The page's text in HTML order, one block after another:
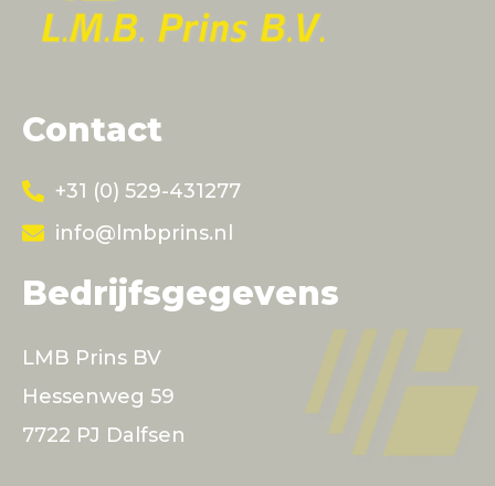
Contact
+31 (0) 529-431277
info@lmbprins.nl
Bedrijfsgegevens
LMB Prins BV
Hessenweg 59
7722 PJ Dalfsen